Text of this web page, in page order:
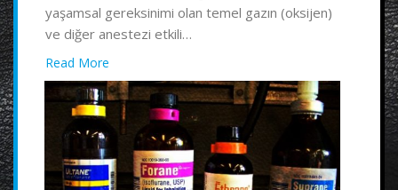
yaşamsal gereksinimi olan temel gazın (oksijen)
ve diğer anestezi etkili…
Read More